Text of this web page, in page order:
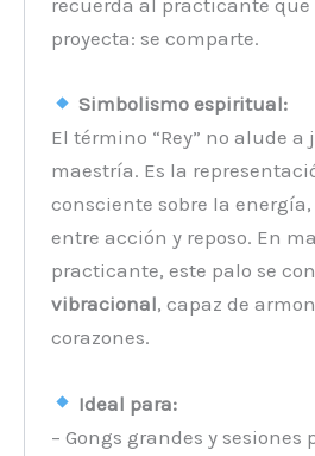
recuerda al practicante que
proyecta: se comparte.
Simbolismo espiritual:
El término “Rey” no alude
maestría. Es la
consciente sobre la
entre acción y reposo. En
practicante, este palo se
vibracional, capaz de
corazones.
Ideal para:
– Gongs grandes y sesiones